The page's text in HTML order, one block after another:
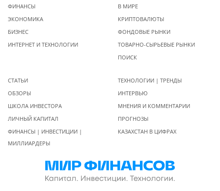
ФИНАНСЫ
ЭКОНОМИКА
БИЗНЕС
ИНТЕРНЕТ И ТЕХНОЛОГИИ
В МИРЕ
КРИПТОВАЛЮТЫ
ФОНДОВЫЕ РЫНКИ
ТОВАРНО-СЫРЬЕВЫЕ РЫНКИ
ПОИСК
СТАТЬИ
ОБЗОРЫ
ШКОЛА ИНВЕСТОРА
ЛИЧНЫЙ КАПИТАЛ
ФИНАНСЫ | ИНВЕСТИЦИИ |
МИЛЛИАРДЕРЫ
ТЕХНОЛОГИИ | ТРЕНДЫ
ИНТЕРВЬЮ
МНЕНИЯ И КОММЕНТАРИИ
ПРОГНОЗЫ
КАЗАХСТАН В ЦИФРАХ